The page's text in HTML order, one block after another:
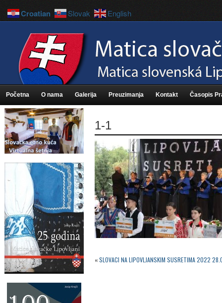
Početna O nama Galerija Preuzimanja Kontakt Časopis
1-1
«SLOVACI NA LIPOVLJANSKIM SUSRETIMA 2022
Croatian Slovak English